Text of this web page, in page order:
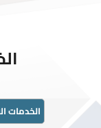
الخدمات